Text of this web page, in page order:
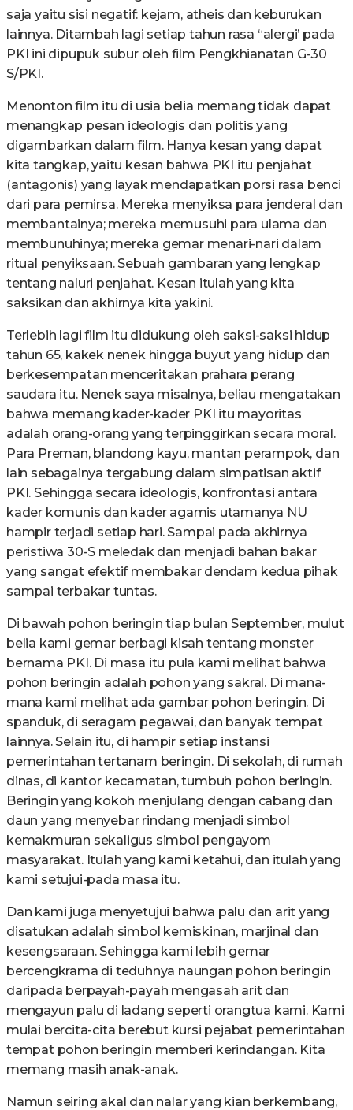
saja yaitu sisi negatif: kejam, atheis dan keburukan
lainnya. Ditambah lagi setiap tahun rasa “alergi’ pada
PKI ini dipupuk subur oleh film Pengkhianatan G-30
S/PKI.
Menonton film itu di usia belia memang tidak dapat
menangkap pesan ideologis dan politis yang
digambarkan dalam film. Hanya kesan yang dapat
kita tangkap, yaitu kesan bahwa PKI itu penjahat
(antagonis) yang layak mendapatkan porsi rasa benci
dari para pemirsa. Mereka menyiksa para jenderal dan
membantainya; mereka memusuhi para ulama dan
membunuhinya; mereka gemar menari-nari dalam
ritual penyiksaan. Sebuah gambaran yang lengkap
tentang naluri penjahat. Kesan itulah yang kita
saksikan dan akhirnya kita yakini.
Terlebih lagi film itu didukung oleh saksi-saksi hidup
tahun 65, kakek nenek hingga buyut yang hidup dan
berkesempatan menceritakan prahara perang
saudara itu. Nenek saya misalnya, beliau mengatakan
bahwa memang kader-kader PKI itu mayoritas
adalah orang-orang yang terpinggirkan secara moral.
Para Preman, blandong kayu, mantan perampok, dan
lain sebagainya tergabung dalam simpatisan aktif
PKI. Sehingga secara ideologis, konfrontasi antara
kader komunis dan kader agamis utamanya NU
hampir terjadi setiap hari. Sampai pada akhirnya
peristiwa 30-S meledak dan menjadi bahan bakar
yang sangat efektif membakar dendam kedua pihak
sampai terbakar tuntas.
Di bawah pohon beringin tiap bulan September, mulut
belia kami gemar berbagi kisah tentang monster
bernama PKI. Di masa itu pula kami melihat bahwa
pohon beringin adalah pohon yang sakral. Di mana-
mana kami melihat ada gambar pohon beringin. Di
spanduk, di seragam pegawai, dan banyak tempat
lainnya. Selain itu, di hampir setiap instansi
pemerintahan tertanam beringin. Di sekolah, di rumah
dinas, di kantor kecamatan, tumbuh pohon beringin.
Beringin yang kokoh menjulang dengan cabang dan
daun yang menyebar rindang menjadi simbol
kemakmuran sekaligus simbol pengayom
masyarakat. Itulah yang kami ketahui, dan itulah yang
kami setujui-pada masa itu.
Dan kami juga menyetujui bahwa palu dan arit yang
disatukan adalah simbol kemiskinan, marjinal dan
kesengsaraan. Sehingga kami lebih gemar
bercengkrama di teduhnya naungan pohon beringin
daripada berpayah-payah mengasah arit dan
mengayun palu di ladang seperti orangtua kami. Kami
mulai bercita-cita berebut kursi pejabat pemerintahan
tempat pohon beringin memberi kerindangan. Kita
memang masih anak-anak.
Namun seiring akal dan nalar yang kian berkembang,